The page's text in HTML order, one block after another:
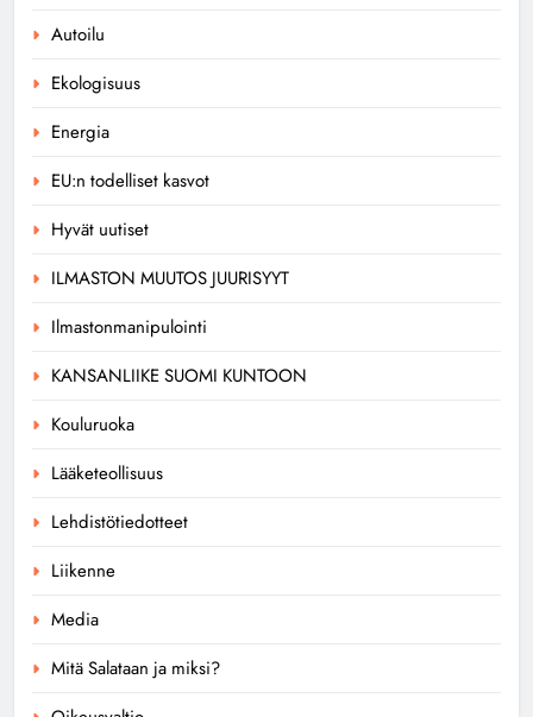
Autoilu
Ekologisuus
Energia
EU:n todelliset kasvot
Hyvät uutiset
ILMASTON MUUTOS JUURISYYT
Ilmastonmanipulointi
KANSANLIIKE SUOMI KUNTOON
Kouluruoka
Lääketeollisuus
Lehdistötiedotteet
Liikenne
Media
Mitä Salataan ja miksi?